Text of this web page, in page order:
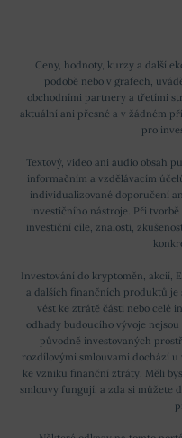
Ceny, hodnoty, kurzy a další
podobě nebo v grafech,
obchodními partnery a třetími
aktuální ani přesné a v žádném
pro
Textový, video ani audio obsah
informačním a vzdělávacím
individualizované doporučení
investičního nástroje. Při
investiční cíle, znalosti,
Investování do kryptoměn, akcií,
a dalších finančních produktů je
vést ke ztrátě části nebo celé
odhady budoucího vývoje
původně investovaných
rozdílovými smlouvami dochází
ke vzniku finanční ztráty. Měli
smlouvy fungují, a zda si můžete